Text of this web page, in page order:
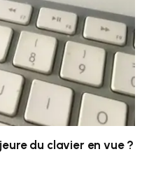
du clavier en vue ?